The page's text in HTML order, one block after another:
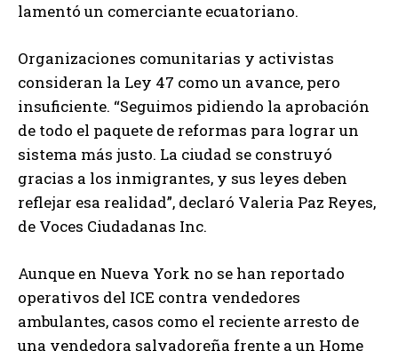
lamentó un comerciante ecuatoriano.
Organizaciones comunitarias y activistas
consideran la Ley 47 como un avance, pero
insuficiente. “Seguimos pidiendo la aprobación
de todo el paquete de reformas para lograr un
sistema más justo. La ciudad se construyó
gracias a los inmigrantes, y sus leyes deben
reflejar esa realidad”, declaró Valeria Paz Reyes,
de Voces Ciudadanas Inc.
Aunque en Nueva York no se han reportado
operativos del ICE contra vendedores
ambulantes, casos como el reciente arresto de
una vendedora salvadoreña frente a un Home